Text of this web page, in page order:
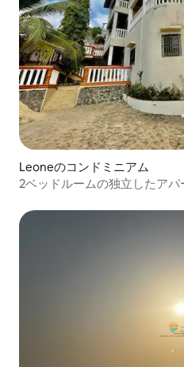
Leoneのコンドミニアム
2ベッドルームの独立したア